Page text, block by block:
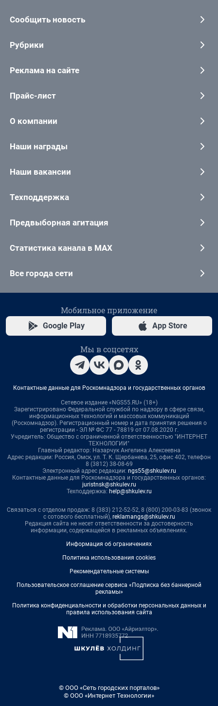
Сообщить новость
Рубрики
Реклама на сайте
Прайс-лист
О компании
Наши награды
Наши вакансии
Техподдержка
Предвыборная агитация
Статистика канала в MAX
Все города сети
Мобильное приложение
Google Play App Store
Мы в соцсетях
Контактные данные для Роскомнадзора и государственных органов
Сетевое издание «NGS55.RU» (18+)
Зарегистрировано Федеральной службой по надзору в сфере связи,
информационных технологий и массовых коммуникаций
(Роскомнадзор). Регистрационный номер и дата принятия решения о
регистрации - ЭЛ № ФС 77 - 78819 от 07.08.2020 г.
Учредитель: Общество с ограниченной ответственностью "ИНТЕРНЕТ
ТЕХНОЛОГИИ"
Главный редактор: Назарчук Ангелина Алексеевна
Адрес редакции: Россия, Омск, ул. Т. К. Щербанева, 25, офис 402, телефон
8 (3812) 38-08-69
Электронный адрес редакции: ngs55@shkulev.ru
Контактные данные для Роскомнадзора и государственных органов:
juristnsk@shkulev.ru
Техподдержка: help@shkulev.ru
Связаться с отделом продаж: 8 (383) 212-52-52, 8 (800) 200-03-83 (звонок
с сотового бесплатный), reklamangs@shkulev.ru
Редакция сайта не несет ответственности за достоверность
информации, содержащейся в рекламных объявлениях.
Информация об ограничениях
Политика использования cookies
Рекомендательные системы
Пользовательское соглашение сервиса «Подписка без баннерной
рекламы»
Политика конфиденциальности и обработки персональных данных и
правила использования сайта
© ООО «Сеть городских порталов»
© ООО «Интернет Технологии»